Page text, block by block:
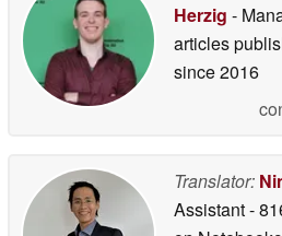
Herzig -
articles
since 2016
Translator:
Assistant-